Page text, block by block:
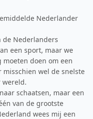
Nederlander
de Nederlanders
een sport, maar we
doen om een
misschien wel de snelste
wereld.
schaatsen, maar een
van de grootste
wees mij een